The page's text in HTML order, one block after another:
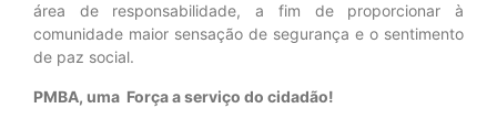
área de responsabilidade, a fim de proporcionar à
comunidade maior sensação de segurança e o sentimento
de paz social.
PMBA, uma Força a serviço do cidadão!